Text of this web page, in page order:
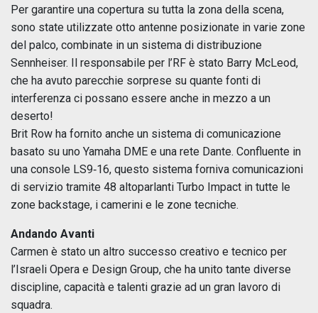
Per garantire una copertura su tutta la zona della scena,
sono state utilizzate otto antenne posizionate in varie zone
del palco, combinate in un sistema di distribuzione
Sennheiser. Il responsabile per l’RF è stato Barry McLeod,
che ha avuto parecchie sorprese su quante fonti di
interferenza ci possano essere anche in mezzo a un
deserto!
Brit Row ha fornito anche un sistema di comunicazione
basato su uno Yamaha DME e una rete Dante. Confluente in
una console LS9‑16, questo sistema forniva comunicazioni
di servizio tramite 48 altoparlanti Turbo Impact in tutte le
zone backstage, i camerini e le zone tecniche.
Andando Avanti
Carmen è stato un altro successo creativo e tecnico per
l’Israeli Opera e Design Group, che ha unito tante diverse
discipline, capacità e talenti grazie ad un gran lavoro di
squadra.